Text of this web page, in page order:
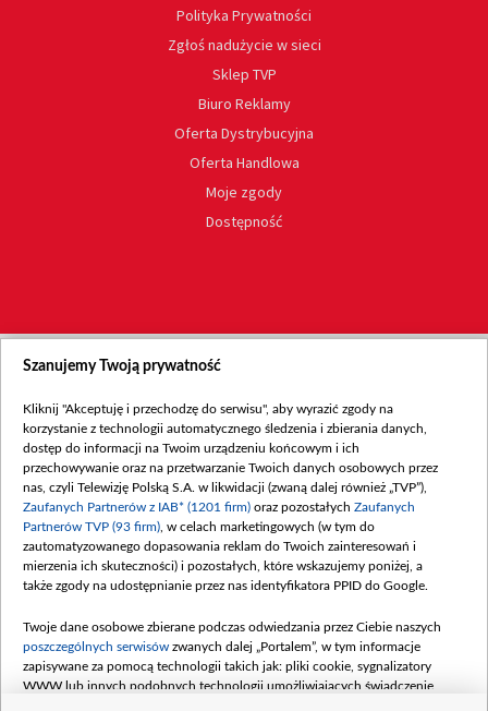
Polityka Prywatności
Zgłoś nadużycie w sieci
Sklep TVP
Biuro Reklamy
Oferta Dystrybucyjna
Oferta Handlowa
Moje zgody
Dostępność
Szanujemy Twoją prywatność
Kliknij "Akceptuję i przechodzę do serwisu", aby wyrazić zgody na
korzystanie z technologii automatycznego śledzenia i zbierania danych,
dostęp do informacji na Twoim urządzeniu końcowym i ich
przechowywanie oraz na przetwarzanie Twoich danych osobowych przez
nas, czyli Telewizję Polską S.A. w likwidacji (zwaną dalej również „TVP”),
Zaufanych Partnerów z IAB* (1201 firm) oraz pozostałych Zaufanych
Partnerów TVP (93 firm) , w celach marketingowych (w tym do
zautomatyzowanego dopasowania reklam do Twoich zainteresowań i
mierzenia ich skuteczności) i pozostałych, które wskazujemy poniżej, a
także zgody na udostępnianie przez nas identyfikatora PPID do Google.
Twoje dane osobowe zbierane podczas odwiedzania przez Ciebie naszych
poszczególnych serwisów zwanych dalej „Portalem”, w tym informacje
zapisywane za pomocą technologii takich jak: pliki cookie, sygnalizatory
WWW lub innych podobnych technologii umożliwiających świadczenie